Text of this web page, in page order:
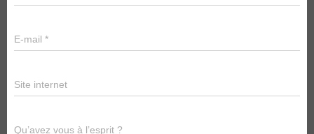
E-mail *
Site internet
Qu’avez vous à l’esprit ?